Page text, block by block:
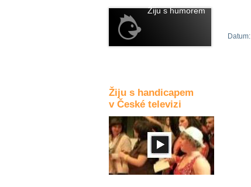
Žiju s humorem
Žiju s handicapem
v České televizi
Datum: